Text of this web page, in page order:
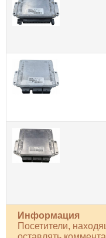
Информация
Посетители,